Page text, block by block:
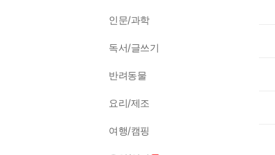
인문/과학
독서/글쓰기
반려동물
요리/제조
여행/캠핑